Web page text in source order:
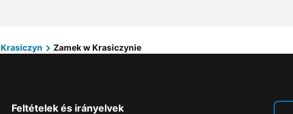
Krasiczyn Zamek w Krasiczynie
Feltételek és irányelvek